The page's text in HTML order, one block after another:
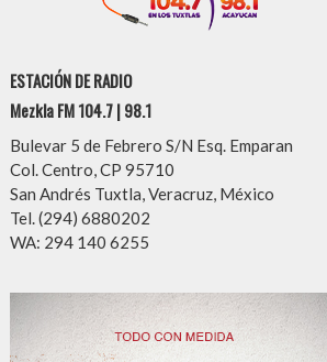
ESTACIÓN DE RADIO
Mezkla FM 104.7 | 98.1
Bulevar 5 de Febrero S/N Esq. Emparan
Col. Centro, CP 95710
San Andrés Tuxtla, Veracruz, México
Tel. (294) 6880202
WA: 294 140 6255